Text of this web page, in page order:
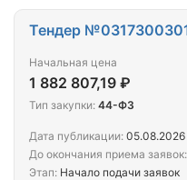
Тендер
Начальная цена
1 882 807,19 ₽
Тип закупки: 44-ФЗ
Дата публикации: 05.08.2026
До окончания приема заявок:
Этап: Начало подачи заявок